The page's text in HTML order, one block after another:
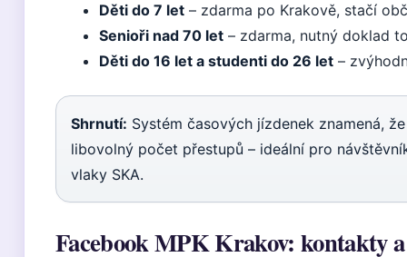
Děti do 7 let – zdarma po Krakově, stačí
Senioři nad 70 let – zdarma, nutný doklad
Děti do 16 let a studenti do 26 let –
Shrnutí: Systém časových jízdenek znamená,
libovolný počet přestupů – ideální pro
vlaky SKA.
Facebook MPK Krakov: kontakty